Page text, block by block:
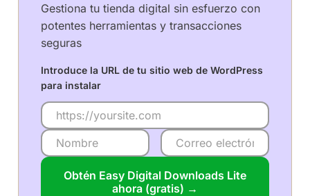
Gestiona tu tienda digital sin esfuerzo con
potentes herramientas y transacciones
seguras
Introduce la URL de tu sitio web de WordPress
para instalar
Obtén Easy Digital Downloads Lite
ahora (gratis) →